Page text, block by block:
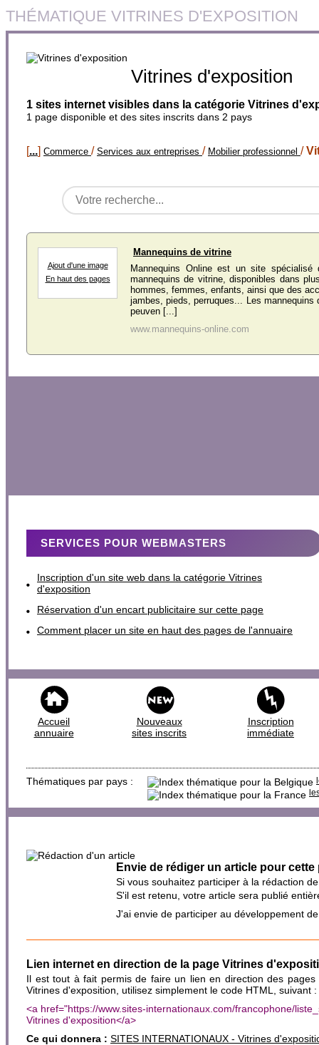
THÉMATIQUE VITRINES D'EXPOSITION
Vitrines d'exposition
1 sites internet visibles dans la catégorie Vitrines
1 page disponible et des sites inscrits dans 2 pays
[...] Commerce / Services aux entreprises / Mobilier professionnel /
Ajout d'une image
En haut des pages
Mannequins de vitrine
Mannequins Online est un site
mannequins de vitrine, disponibles dans
hommes, femmes, enfants, ainsi que des
jambes, pieds, perruques... Les mannequins
peuven [...]
www.mannequins-online.com
SERVICES POUR WEBMASTERS
Inscription d'un site web dans la catégorie Vitrines
d'exposition
Réservation d'un encart publicitaire sur cette page
Comment placer un site en haut des pages de l'annuaire
Accueil
annuaire
Nouveaux
sites inscrits
Inscription
immédiate
Thématiques par pays :
Envie de rédiger un article pour cette
Si vous souhaitez participer à la rédaction
S'il est retenu, votre article sera publié
J'ai envie de participer au développement
Lien internet en direction de la page Vitrines
Il est tout à fait permis de faire un lien en direction des
Vitrines d'exposition, utilisez simplement le code HTML, suivant :
<a href="https://www.sites-internationaux.com/francophone/
Vitrines d'exposition</a>
Ce qui donnera : SITES INTERNATIONAUX - Vitrines